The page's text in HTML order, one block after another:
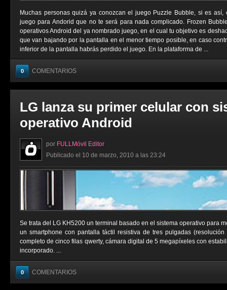
Muchas personas quizá ya conozcan el juego Puzzle Bubble, si es así,
juego para Andorid que no te será para nada complicado. Frozen
operativos Android del ya nombrado juego, en el cual tu objetivo es
que van bajando por la pantalla en el menor tiempo posible, en caso
inferior de la pantalla habrás perdido el juego. En la plataforma de ...
0 COMENTARIOS
LG lanza su primer celular con
operativo Android
por FULLMóvil Editor
Publicado el 10 de marzo, 2010 a las 23:24
Se trata del LG KH5200 un terminal basado en el sistema operativo para
un smartphone con pantalla táctil resistiva de tres pulgadas
completo de cinco filas qwerty, cámara digital de 5 megapíxeles con
incorporado. ...
0 COMENTARIOS